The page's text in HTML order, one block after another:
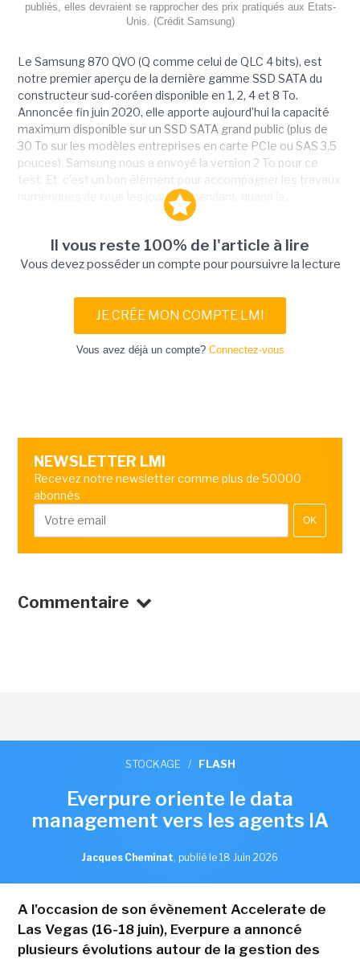
publiés, elles devraient se rapprocher des prix pratiqués aux Etats-
Unis. (Crédit Samsung)
Le Samsung 870 QVO (Q comme celui de QLC 4 bits), est
notre premier aperçu de la dernière gamme SSD SATA du
constructeur sud-coréen disponible en 1, 2, 4 et 8 To.
Annoncée fin juin 2020, elle apporte aujourd’hui la capacité
maximum disponible sur un SSD SATA grand public (plus de
30 To sur les modèles entreprises en carte PCIe ou SAS 3,5
pouces). Samsung nous a envoyé la version 2 To pour ce
test. Et, c’est un bon élément pour accompagner les travaux
numériques de tous les jours. Cependant, quand la...
Il vous reste 100% de l'article à lire
Vous devez posséder un compte pour poursuivre la lecture
JE CRÉE MON COMPTE LMI
Vous avez déjà un compte? Connectez-vous
NEWSLETTER LMI
Recevez notre newsletter comme plus de 50000
abonnés
OK
Commentaire
STOCKAGE / FLASH
Everpure oriente le data
management vers les agents IA
Jacques Cheminat, publié le 18 Juin 2026
A l'occasion de son évènement Accelerate de
Las Vegas (16-18 juin), Everpure a annoncé
plusieurs évolutions autour de la gestion des